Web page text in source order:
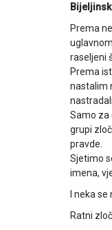
Prema
raseljeni
Prema
nastalim
Samo za
grupi
pravde.
Sjetimo
imena,
I neka
Ratni